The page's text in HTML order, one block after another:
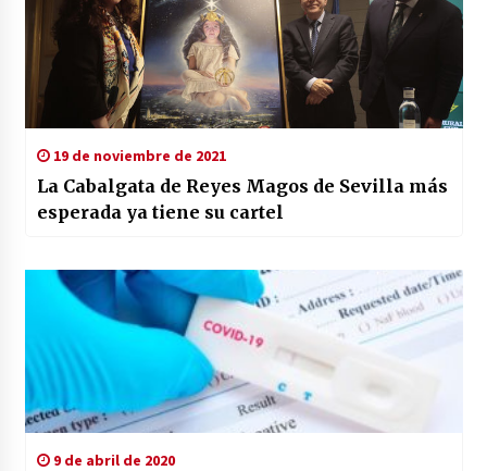
19 de noviembre de 2021
La Cabalgata de Reyes Magos de Sevilla más
esperada ya tiene su cartel
9 de abril de 2020